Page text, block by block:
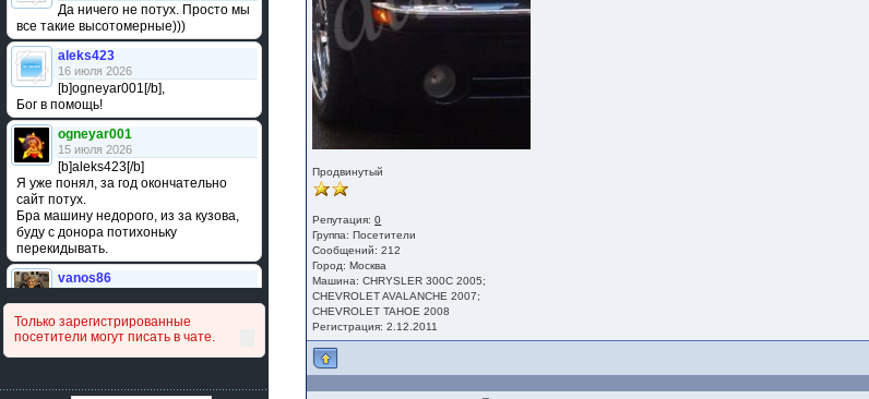
Да ничего не потух. Просто мы
все такие высотомерные)))
aleks423
16 июля 2026
[b]ogneyar001[/b],
Бог в помощь!
ogneyar001
15 июля 2026
[b]aleks423[/b]
Я уже понял, за год окончательно
сайт потух.
Бра машину недорого, из за кузова,
буду с донора потихоньку
перекидывать.
vanos86
сравнивал подушку акпп бензиновой и
дизельной машины намера
4578063AG и 4578061AG? По фото
Только зарегистрированные
посетители могут писать в чате.
Продвинутый
Репутация:0
Группа:Посетители
Сообщений: 212
Город: Москва
Машина: CHRYSLER 300С 2005;
CHEVROLET AVALANCHE 2007;
CHEVROLET TAHOE 2008
Регистрация: 2.12.2011